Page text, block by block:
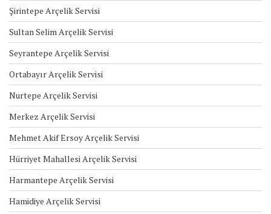
Şirintepe Arçelik Servisi
Sultan Selim Arçelik Servisi
Seyrantepe Arçelik Servisi
Ortabayır Arçelik Servisi
Nurtepe Arçelik Servisi
Merkez Arçelik Servisi
Mehmet Akif Ersoy Arçelik Servisi
Hürriyet Mahallesi Arçelik Servisi
Harmantepe Arçelik Servisi
Hamidiye Arçelik Servisi